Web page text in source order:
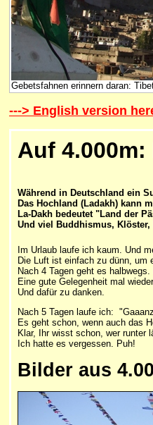
Gebetsfahnen erinnern daran:
---> English version
Auf
Während in Deutschland ein
Das Hochland (Ladakh) kann
La-Dakh bedeutet "Land der
Und viel Buddhismus, Klöster,
Im Urlaub laufe ich kaum. Und
Die Luft ist einfach zu dünn, um
Nach 4 Tagen geht es
Eine gute Gelegenheit mal
Und dafür zu danken.
Nach 5 Tagen laufe ich:
Es geht schon, wenn auch das
Klar, Ihr wisst schon, wer runter
Ich hatte es vergessen. Puh!
Bilder aus